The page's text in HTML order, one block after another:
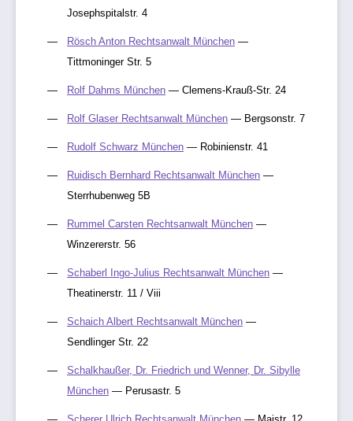
Josephspitalstr. 4
Rösch Anton Rechtsanwalt München —
Tittmoninger Str. 5
Rolf Dahms München — Clemens-Krauß-Str. 24
Rolf Glaser Rechtsanwalt München — Bergsonstr. 7
Rudolf Schwarz München — Robinienstr. 41
Ruidisch Bernhard Rechtsanwalt München —
Sterrhubenweg 5B
Rummel Carsten Rechtsanwalt München —
Winzererstr. 56
Schaberl Ingo-Julius Rechtsanwalt München —
Theatinerstr. 11 / Viii
Schaich Albert Rechtsanwalt München —
Sendlinger Str. 22
Schalkhaußer, Dr. Friedrich und Wenner, Dr. Sibylle
München — Perusastr. 5